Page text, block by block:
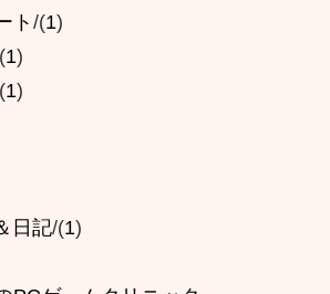
ト /(1)
1)
1)
日記/(1)